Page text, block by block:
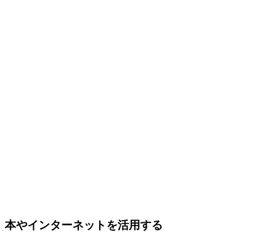
本やインターネットを活用する